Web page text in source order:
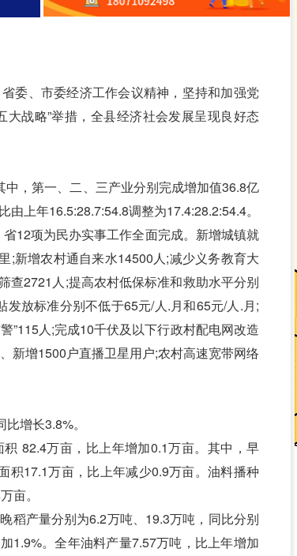
、市委经济工作会议精神，坚持和加强党
战略”举措，全县经济社会发展呈现良好态
，第一、二、三产业分别完成增加值36.8亿
上年16.5:28.7:54.8调整为17.4:28.2:54.4。
12项为民办实事工作全面完成。新增城镇就
;新增农村通自来水14500人;减少义务教育大
查2721人;提高农村低保标准和救助水平分别
放标准分别不低于65元/人.月和65元/人.月;
”115人;完成10千伏及以下行政村配电网改造
新增1500户直播卫星用户;农村高速宽带网络
增长3.8%。
82.4万亩，比上年增加0.1万亩。其中，早
积17.1万亩，比上年减少0.9万亩。油料播种
亩。
产量分别为6.2万吨、19.3万吨，同比分别
1.9%。全年油料产量7.57万吨，比上年增加